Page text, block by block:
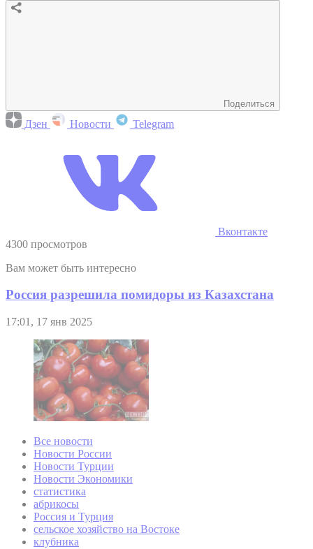
Поделиться
Дзен Новости Telegram
Вконтакте
4300 просмотров
Вам может быть интересно
Россия разрешила помидоры из Казахстана
17:01, 17 янв 2025
Все новости
Новости России
Новости Турции
Новости Экономики
статистика
абрикосы
Россия и Турция
сельское хозяйство на Востоке
клубника